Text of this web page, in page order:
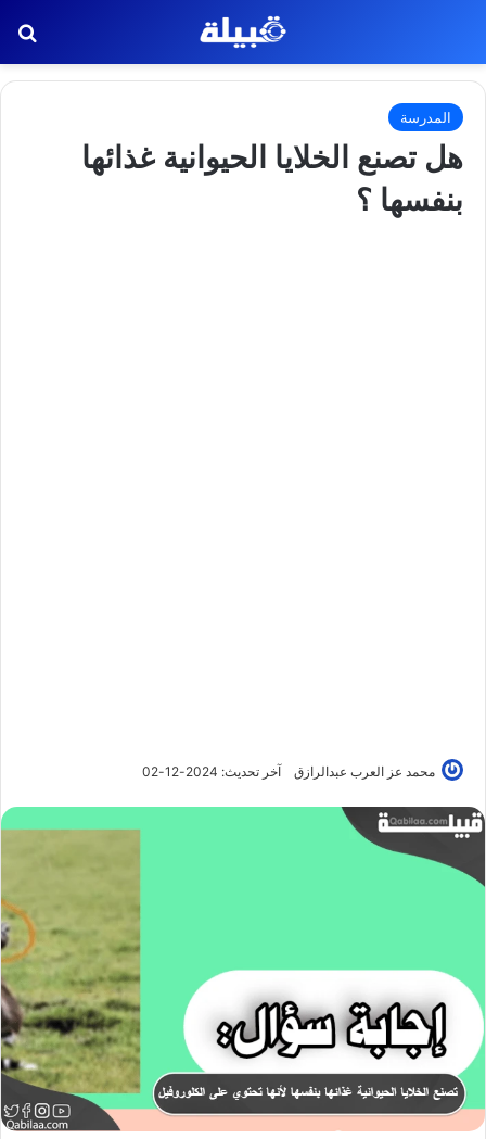
المدرسة
هل تصنع الخلايا الحيوانية غذائها
بنفسها ؟
محمد عز العرب عبدالرازق آخر تحديث: 2024-12-02